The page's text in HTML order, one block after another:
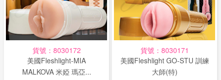
貨號：8030172
美國Fleshlight-MIA
MALKOVA 米婭 瑪亞...
貨號：8030171
美國Fleshlight GO-STU 訓練
大師(特)